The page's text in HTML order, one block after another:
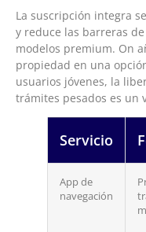
La suscripción integra
y reduce las barreras
modelos premium. On
propiedad en una
usuarios jóvenes, la
trámites pesados es un
Servicio
App de
navegación